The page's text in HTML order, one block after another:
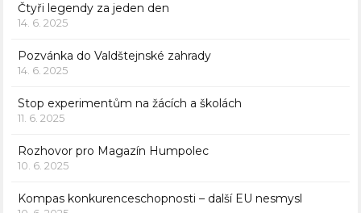
Čtyři legendy za jeden den
14. 6. 2025
Pozvánka do Valdštejnské zahrady
14. 6. 2025
Stop experimentům na žácích a školách
11. 6. 2025
Rozhovor pro Magazín Humpolec
10. 6. 2025
Kompas konkurenceschopnosti – další EU nesmysl